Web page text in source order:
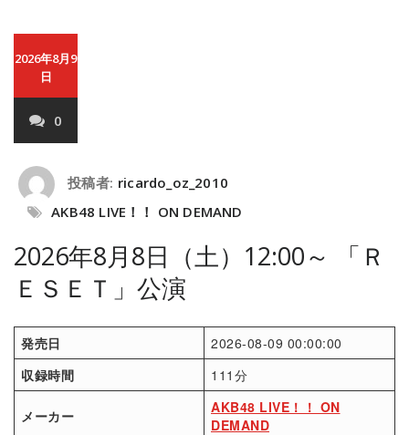
2026年8月9
日
0
投稿者: ricardo_oz_2010
AKB48 LIVE！！ ON DEMAND
2026年8月8日（土）12:00～ 「Ｒ
ＥＳＥＴ」公演
発売日
2026-08-09 00:00:00
収録時間
111分
メーカー
AKB48 LIVE！！ ON
DEMAND